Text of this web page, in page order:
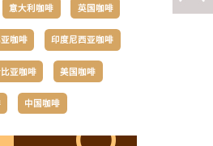
意大利咖啡 英国咖啡
咖啡 印度尼西亚咖啡
亚咖啡 美国咖啡
中国咖啡